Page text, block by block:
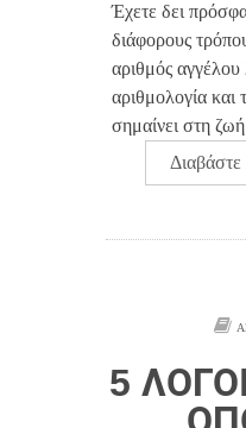
Έχετε δει
διάφορους
αριθμός
αριθμολογία και
σημαίνει στη
5